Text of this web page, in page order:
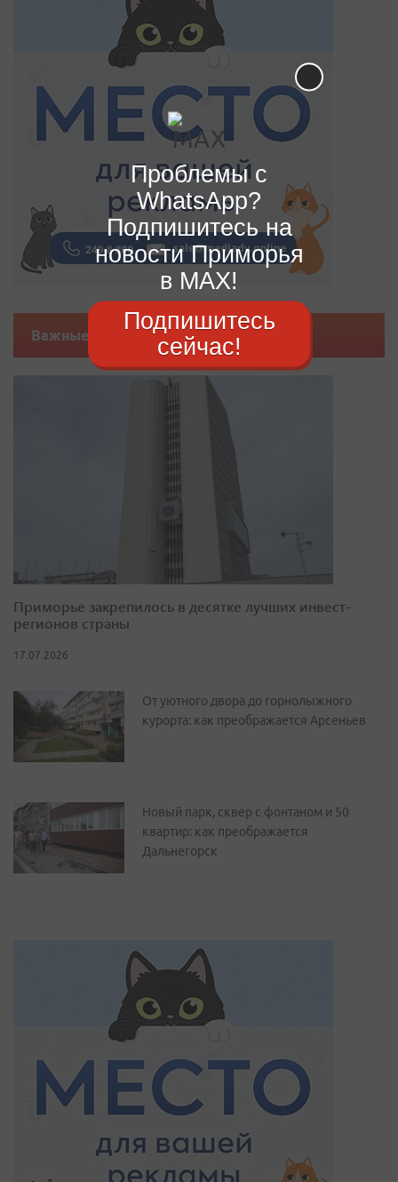
Важные новости
Приморье закрепилось в десятке лучших инвест-
регионов страны
17.07.2026
От уютного двора до горнолыжного
курорта: как преображается Арсеньев
Новый парк, сквер с фонтаном и 50
квартир: как преображается
Дальнегорск
Проблемы с
WhatsApp?
Подпишитесь на
новости Приморья
в MAX!
Подпишитесь
сейчас!